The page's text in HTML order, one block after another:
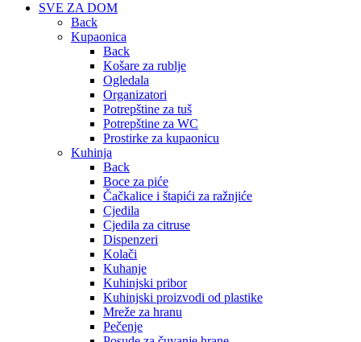
SVE ZA DOM
Back
Kupaonica
Back
Košare za rublje
Ogledala
Organizatori
Potrepštine za tuš
Potrepštine za WC
Prostirke za kupaonicu
Kuhinja
Back
Boce za piće
Čačkalice i štapići za ražnjiće
Cjedila
Cjedila za citruse
Dispenzeri
Kolači
Kuhanje
Kuhinjski pribor
Kuhinjski proizvodi od plastike
Mreže za hranu
Pečenje